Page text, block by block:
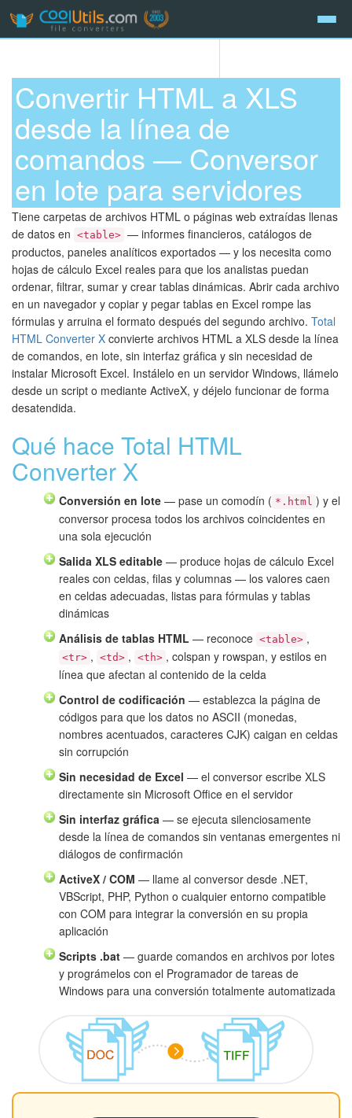
Convertir HTML a XLS
desde la línea de
comandos — Conversor
en lote para servidores
Tiene carpetas de archivos HTML o páginas web extraídas llenas
de datos en <table> — informes financieros, catálogos de
productos, paneles analíticos exportados — y los necesita como
hojas de cálculo Excel reales para que los analistas puedan
ordenar, filtrar, sumar y crear tablas dinámicas. Abrir cada archivo
en un navegador y copiar y pegar tablas en Excel rompe las
fórmulas y arruina el formato después del segundo archivo. Total
HTML Converter X convierte archivos HTML a XLS desde la línea
de comandos, en lote, sin interfaz gráfica y sin necesidad de
instalar Microsoft Excel. Instálelo en un servidor Windows, llámelo
desde un script o mediante ActiveX, y déjelo funcionar de forma
desatendida.
Qué hace Total HTML
Converter X
Conversión en lote — pase un comodín ( *.html ) y el
conversor procesa todos los archivos coincidentes en
una sola ejecución
Salida XLS editable — produce hojas de cálculo Excel
reales con celdas, filas y columnas — los valores caen
en celdas adecuadas, listas para fórmulas y tablas
dinámicas
Análisis de tablas HTML — reconoce <table> ,
<tr> , <td> , <th> , colspan y rowspan, y estilos en
línea que afectan al contenido de la celda
Control de codificación — establezca la página de
códigos para que los datos no ASCII (monedas,
nombres acentuados, caracteres CJK) caigan en celdas
sin corrupción
Sin necesidad de Excel — el conversor escribe XLS
directamente sin Microsoft Office en el servidor
Sin interfaz gráfica — se ejecuta silenciosamente
desde la línea de comandos sin ventanas emergentes ni
diálogos de confirmación
ActiveX / COM — llame al conversor desde .NET,
VBScript, PHP, Python o cualquier entorno compatible
con COM para integrar la conversión en su propia
aplicación
Scripts .bat — guarde comandos en archivos por lotes
y prográmelos con el Programador de tareas de
Windows para una conversión totalmente automatizada